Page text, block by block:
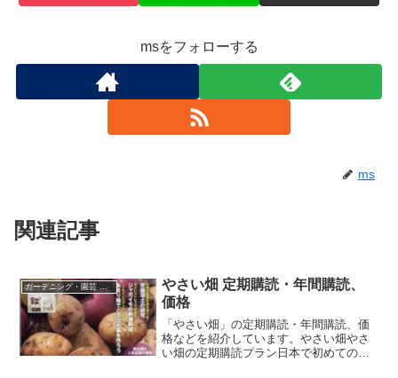
msをフォローする
ms
関連記事
ガーデニング・園芸 雑誌
やさい畑 定期購読・年間購読、
価格
「やさい畑」の定期購読・年間購読、価
格などを紹介しています。やさい畑やさ
い畑の定期購読プラン日本で初めての家